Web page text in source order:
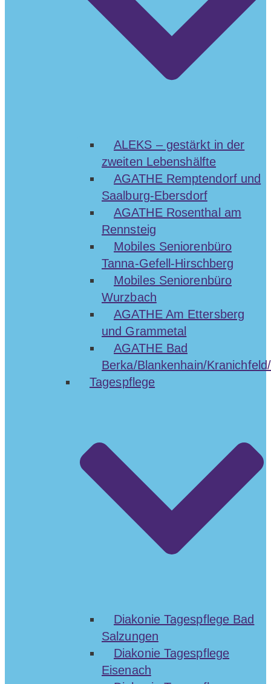
ALEKS – gestärkt in der
zweiten Lebenshälfte
AGATHE Remptendorf und
Saalburg-Ebersdorf
AGATHE Rosenthal am
Rennsteig
Mobiles Seniorenbüro
Tanna-Gefell-Hirschberg
Mobiles Seniorenbüro
Wurzbach
AGATHE Am Ettersberg
und Grammetal
AGATHE Bad
Berka/Blankenhain/
Tagespflege
Diakonie Tagespflege Bad
Salzungen
Diakonie Tagespflege
Eisenach